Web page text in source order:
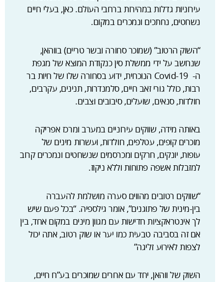
עירוניות גדלות במהירות ברחבי העולם. כאן, בעלי חיים
נשחטים, נחתכים ונמכרים במקום.
“השוק הרטוב” (שמוכר סחורה ובשר טריים) בווהאן,
שנחשב על ידי ממשלת סין כנקודת המוצא של מגפת
ה- Covid-19 הנוכחית, ידוע בסחורה שלו של חיות בר
רבות, כולל גורי זאב חיים, סלמנדרות, תנינים, עקרבים,
חולדות, סנאים, שועלים, סיבובים וצבים.
באותה מידה, שווקים עירוניים במערב ומרכז אפריקה
מוכרים קופים, עטלפים, חולדות, ועשרות מינים של
עופות, יונקים, חרקים ומכרסמים שנשחטים ונמכרים קרוב
למזבלות אשפה פתוחות וללא ניקוז.
“שווקים רטובים מהווים סערה מושלמת להעברה
בין-מינית של פתוגנים”, אומר גילספיה. “בכל פעם שיש
לך אינטראקציות חדישות עם מגוון מינים במקום אחד, בין
אם זה בסביבה טבעית כמו יער או שוק רטוב, אתה יכול
לצפות לאירוע זליגה”
השוק של ווהאן, יחד עם אחרים שמוכרים בע”ח חיים,